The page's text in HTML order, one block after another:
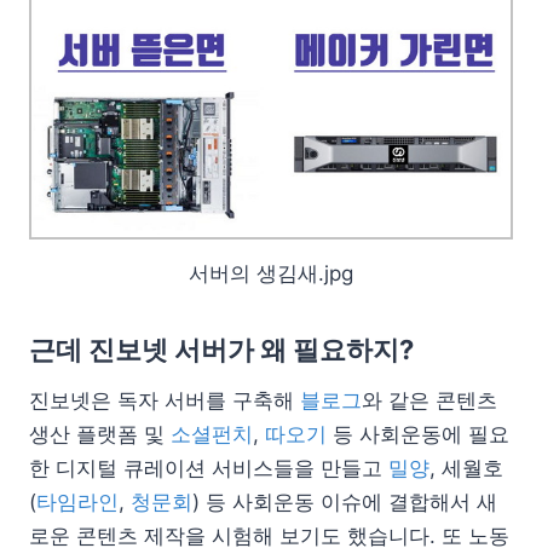
서버의 생김새.jpg
근데 진보넷 서버가 왜 필요하지?
진보넷은 독자 서버를 구축해 블로그와 같은 콘텐츠
생산 플랫폼 및 소셜펀치 , 따오기 등 사회운동에 필요
한 디지털 큐레이션 서비스들을 만들고 밀양, 세월호
(타임라인 , 청문회) 등 사회운동 이슈에 결합해서 새
로운 콘텐츠 제작을 시험해 보기도 했습니다. 또 노동